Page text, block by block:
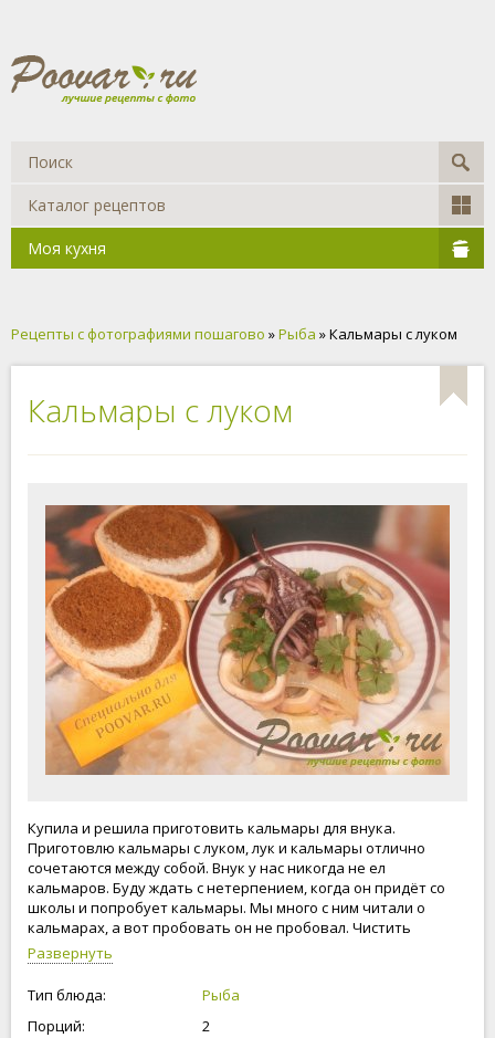
Каталог рецептов
Моя кухня
Рецепты с фотографиями пошагово »Рыба » Кальмары с луком
Кальмары с луком
Купила и решила приготовить кальмары для внука.
Приготовлю кальмары с луком, лук и кальмары отлично
сочетаются между собой. Внук у нас никогда не ел
кальмаров. Буду ждать с нетерпением, когда он придёт со
школы и попробует кальмары. Мы много с ним читали о
кальмарах, а вот пробовать он не пробовал. Чистить
кальмары лучше всего, когда они немного подморожены. С
головы не забывайте удалить клюв. Главное кальмары не
переварить. Если их переварить, мясо кальмаров будет
жёсткое. Специи используйте по вкусу. Кальмары с луком,
это очень вкусное блюдо! Приступим к приготовлению
Развернуть
Тип блюда:
Рыба
Порций:
2